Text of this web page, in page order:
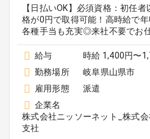
【日払いOK】必須資格：初任
格が0円で取得可能！高時給で
各種手当も充実◎来社不要でお
給与
時給 1,400円〜
勤務場所
岐阜県山県市
雇用形態
派遣
企業名
株式会社ニッソーネット_株式
支社